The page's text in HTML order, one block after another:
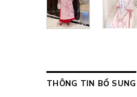
THÔNG TIN BỔ SUNG